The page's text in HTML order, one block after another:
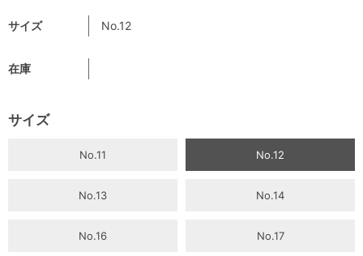
サイズ No.12
在庫
サイズ
No.11 No.12
No.13 No.14
No.16 No.17